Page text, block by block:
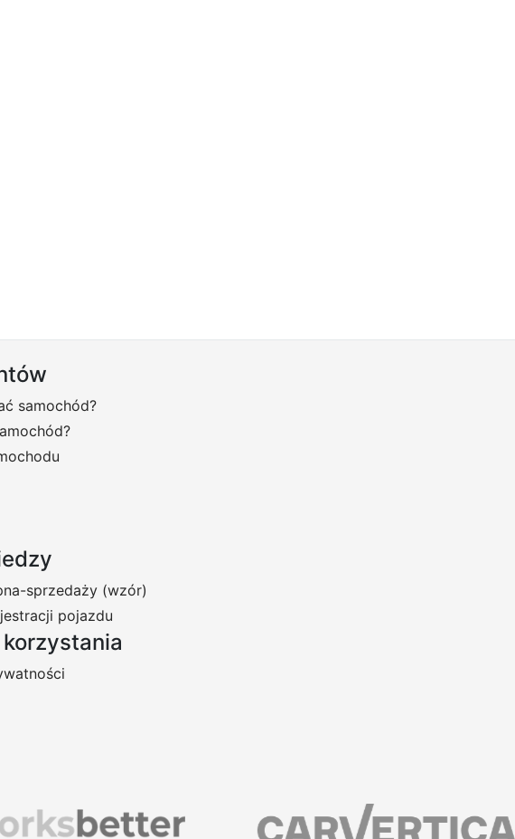
samochód?
sprzedaży (wzór)
pojazdu